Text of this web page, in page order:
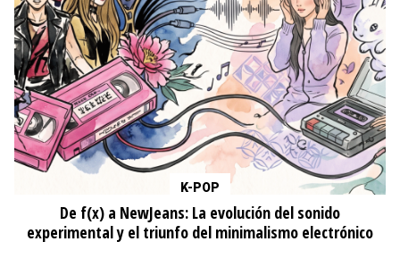
K-POP
De f(x) a NewJeans: La evolución del sonido
experimental y el triunfo del minimalismo electrónico